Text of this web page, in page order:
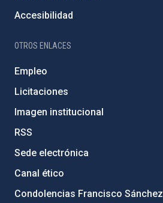
Accesibilidad
OTROS ENLACES
Empleo
Licitaciones
Imagen institucional
RSS
Sede electrónica
Canal ético
Condolencias Francisco Sánchez